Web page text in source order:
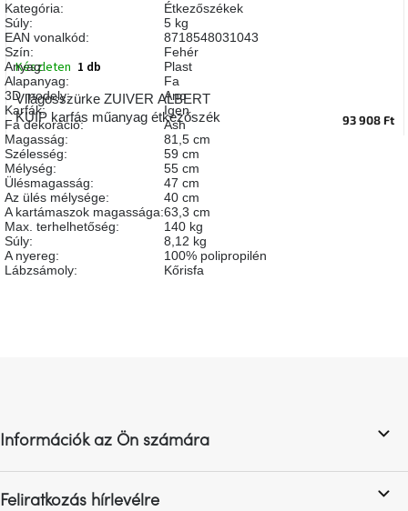
Anyák
napja
Egy
étkező,
amely
szórakoztat!
A
8.
születésnap
megünneplése
e-
Világosszürke ZUIVER ALBERT
KUIP karfás műanyag étkezőszék
Készleten 1 db
93 908 Ft
Kategória:
Étkezőszékek
Súly:
5 kg
EAN vonalkód:
8718548031043
Szín:
Fehér
Anyag:
Plast
Alapanyag:
Fa
3D modely:
Ano
Karfák:
Igen
Fa dekoráció:
Ash
Magasság:
81,5 cm
Szélesség:
59 cm
Mélység:
55 cm
Ülésmagasság:
47 cm
Az ülés mélysége:
40 cm
A kartámaszok magassága:63,3 cm
Max. terhelhetőség:
140 kg
Súly:
8,12 kg
A nyereg:
100% polipropilén
Lábzsámoly: Kőrisfa
é
c
Információk az Ön számára
Feliratkozás hírlevélre